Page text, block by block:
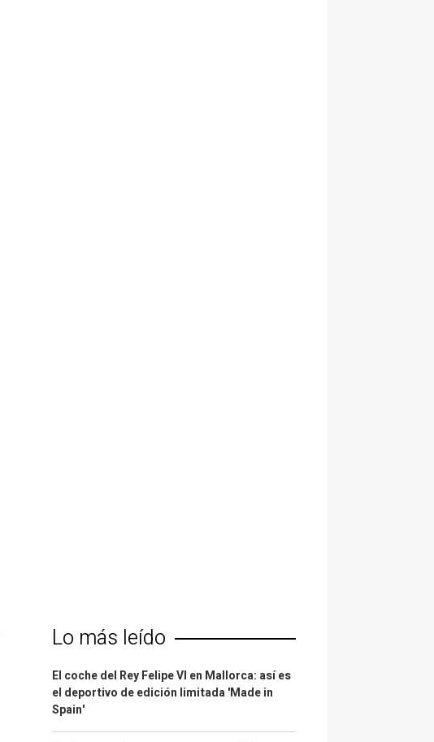
Lo más leído
El coche del Rey Felipe VI en Mallorca: así es
el deportivo de edición limitada 'Made in
Spain'